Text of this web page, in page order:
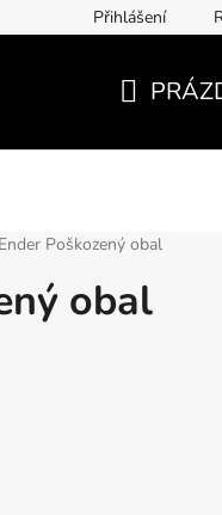
Přihlášení
Poškozený obal
obal